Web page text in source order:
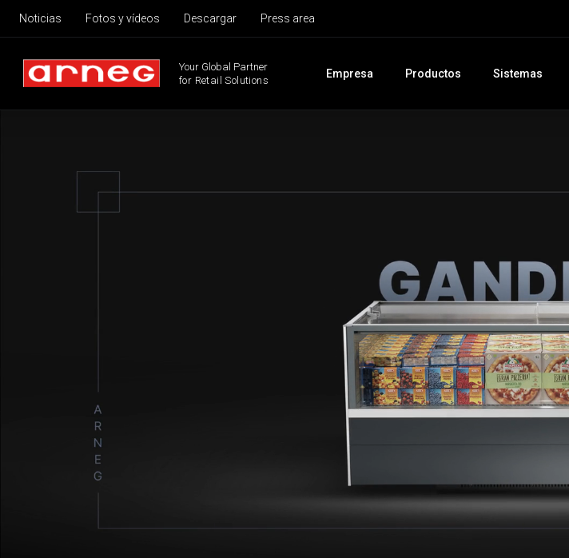
Noticias Fotos y vídeos Descargar Press area
Your Global Partner
for Retail Solutions
Empresa Productos Sistemas